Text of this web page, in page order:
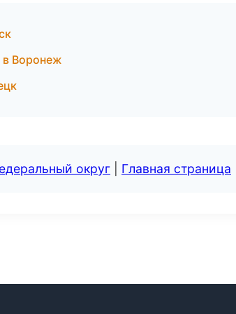
в Воронеж
округ Главная страница